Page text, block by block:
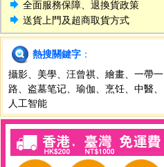
全面服務保障、退換貨政策
送貨上門及超商取貨方式
熱搜關鍵字 ：
攝影
美學 汪曾祺 繪畫
一帶一
路
盗墓笔记 瑜伽 烹饪 中醫
人工智能